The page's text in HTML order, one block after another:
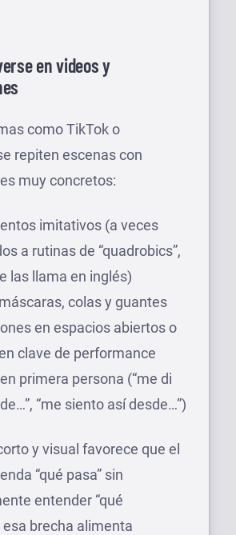
en videos y
como TikTok o
repiten escenas con
muy concretos:
imitativos (a veces
a rutinas de “quadrobics”,
las llama en inglés)
colas y guantes
en espacios abiertos o
clave de performance
primera persona (“me di
“me siento así desde…”)
y visual favorece que el
“qué pasa” sin
entender “qué
esa brecha alimenta